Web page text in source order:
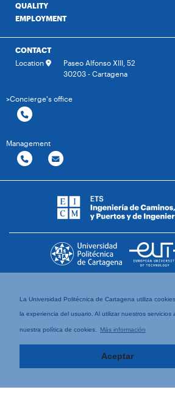
La Universidad Politécnica de Cartagena utiliza
la experiencia del usuario. Al utilizar nuestros servicios
nuestra política de cookies. Más información
Aceptar
QUALITY
EMPLOYMENT
CONTACT
Location
Paseo Alfonso XIII, 52
30203 - Cartagena
>Concierge's office
Management